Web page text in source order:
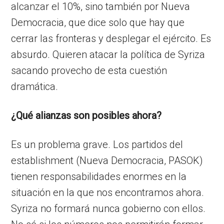
alcanzar el 10%, sino también por Nueva
Democracia, que dice solo que hay que
cerrar las fronteras y desplegar el ejército. Es
absurdo. Quieren atacar la política de Syriza
sacando provecho de esta cuestión
dramática.
¿Qué alianzas son posibles ahora?
Es un problema grave. Los partidos del
establishment (Nueva Democracia, PASOK)
tienen responsabilidades enormes en la
situación en la que nos encontramos ahora.
Syriza no formará nunca gobierno con ellos.